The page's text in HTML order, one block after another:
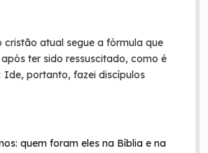
cristão atual segue a fórmula que
ter sido ressuscitado, como é
Ide, portanto, fazei discípulos
quem foram eles na Bíblia e na